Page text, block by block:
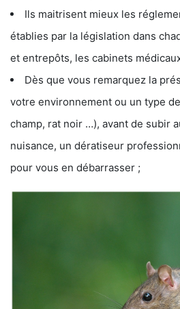
Ils maitrisent mieux les
établies par la législation dans
et entrepôts, les cabinets
Dès que vous remarquez la
votre environnement ou un type
champ, rat noir …), avant de subir
nuisance, un dératiseur
pour vous en débarrasser ;